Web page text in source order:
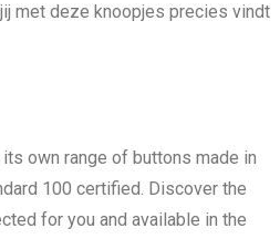
met deze knoopjes precies vindt
own range of buttons made in
100 certified. Discover the
for you and available in the